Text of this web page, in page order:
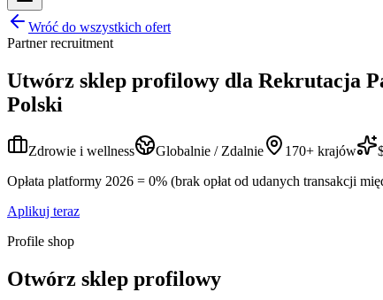
Wróć do wszystkich ofert
Partner recruitment
Utwórz sklep profilowy dla Rekrutacja
Polski
Zdrowie i wellness Globalnie / Zdalnie 170+ krajów
Opłata platformy 2026 = 0% (brak opłat od udanych transakcji
Aplikuj teraz
Profile shop
Otwórz sklep profilowy